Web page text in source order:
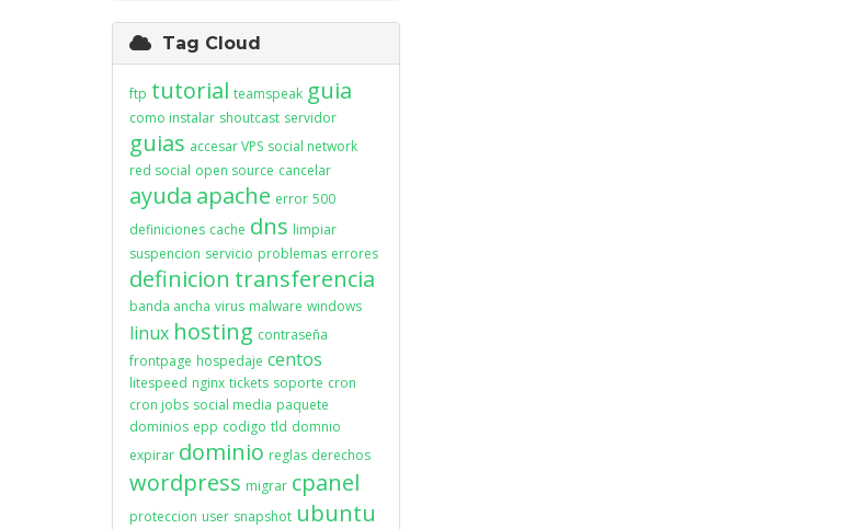
Tag Cloud
ftp tutorial teamspeak guia
como instalar shoutcast servidor
guias accesar VPS social network
red social open source cancelar
ayuda apache error 500
definiciones cache dns limpiar
suspencion servicio problemas errores
definicion transferencia
banda ancha virus malware windows
linux hosting contraseña
frontpage hospedaje centos
litespeed nginx tickets soporte cron
cron jobs social media paquete
dominios epp codigo tld domnio
expirar dominio reglas derechos
wordpress migrar cpanel
proteccion user snapshot ubuntu